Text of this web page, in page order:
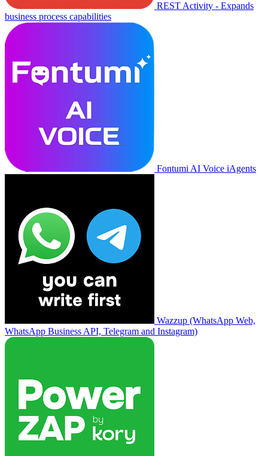
REST Activity - Expands
business process capabilities
Fontumi AI Voice iAgents
Wazzup (WhatsApp Web,
WhatsApp Business API, Telegram and Instagram)